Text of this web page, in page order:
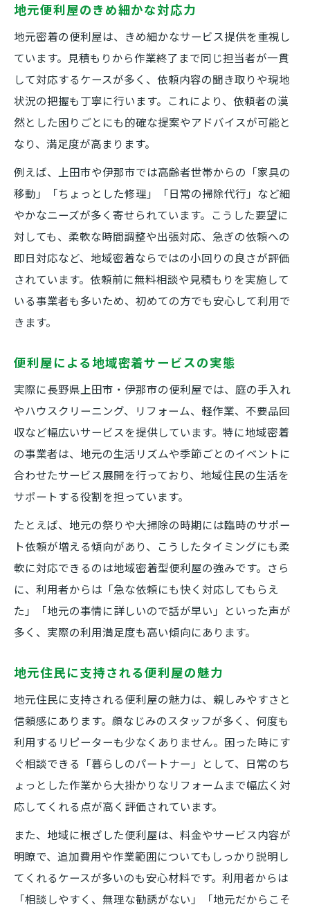
地元便利屋のきめ細かな対応力
地元密着の便利屋は、きめ細かなサービス提供を重視し
ています。見積もりから作業終了まで同じ担当者が一貫
して対応するケースが多く、依頼内容の聞き取りや現地
状況の把握も丁寧に行います。これにより、依頼者の漠
然とした困りごとにも的確な提案やアドバイスが可能と
なり、満足度が高まります。
例えば、上田市や伊那市では高齢者世帯からの「家具の
移動」「ちょっとした修理」「日常の掃除代行」など細
やかなニーズが多く寄せられています。こうした要望に
対しても、柔軟な時間調整や出張対応、急ぎの依頼への
即日対応など、地域密着ならではの小回りの良さが評価
されています。依頼前に無料相談や見積もりを実施して
いる事業者も多いため、初めての方でも安心して利用で
きます。
便利屋による地域密着サービスの実態
実際に長野県上田市・伊那市の便利屋では、庭の手入れ
やハウスクリーニング、リフォーム、軽作業、不要品回
収など幅広いサービスを提供しています。特に地域密着
の事業者は、地元の生活リズムや季節ごとのイベントに
合わせたサービス展開を行っており、地域住民の生活を
サポートする役割を担っています。
たとえば、地元の祭りや大掃除の時期には臨時のサポー
ト依頼が増える傾向があり、こうしたタイミングにも柔
軟に対応できるのは地域密着型便利屋の強みです。さら
に、利用者からは「急な依頼にも快く対応してもらえ
た」「地元の事情に詳しいので話が早い」といった声が
多く、実際の利用満足度も高い傾向にあります。
地元住民に支持される便利屋の魅力
地元住民に支持される便利屋の魅力は、親しみやすさと
信頼感にあります。顔なじみのスタッフが多く、何度も
利用するリピーターも少なくありません。困った時にす
ぐ相談できる「暮らしのパートナー」として、日常のち
ょっとした作業から大掛かりなリフォームまで幅広く対
応してくれる点が高く評価されています。
また、地域に根ざした便利屋は、料金やサービス内容が
明瞭で、追加費用や作業範囲についてもしっかり説明し
てくれるケースが多いのも安心材料です。利用者からは
「相談しやすく、無理な勧誘がない」「地元だからこそ